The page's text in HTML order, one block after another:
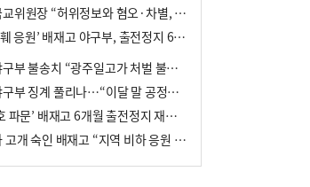
차정인 국교위원장 “허위정보와 혐오·차별, 학교 교실까지 유입"
‘5·18 폄훼 응원’ 배재고 야구부, 출전정지 6개월→1개월 감경
배재고 야구부 불송치 “광주일고가 처벌 불원 의사 표해”
배재고 야구부 징계 풀리나…“이달 말 공정위서 재심의”
‘스벅 구호 파문’ 배재고 6개월 출전정지 재심 신청키로
광주 찾아 고개 숙인 배재고 “지역 비하 응원 잘못”(종합)